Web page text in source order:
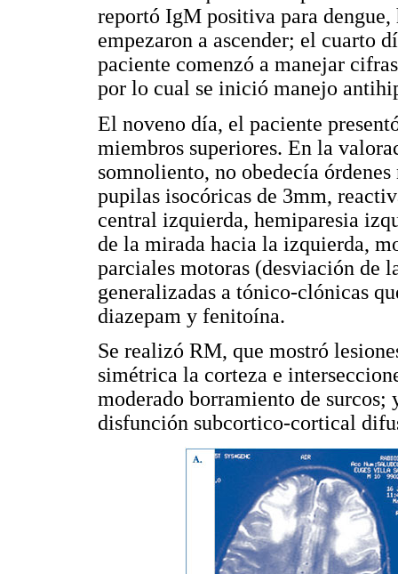
reportó IgM positiva para
empezaron a ascender; el cuarto
paciente comenzó a manejar
por lo cual se inició manejo
El noveno día, el paciente
miembros superiores. En la
somnoliento, no obedecía
pupilas isocóricas de 3mm,
central izquierda, hemiparesia
de la mirada hacia la izquierda,
parciales motoras (desviación de
generalizadas a tónico-clónicas
diazepam y fenitoína.
Se realizó RM, que mostró
simétrica la corteza e
moderado borramiento de
disfunción subcortico-cortical